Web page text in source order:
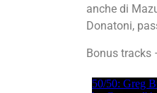
anche di
Donatoni,
Bonus tracks